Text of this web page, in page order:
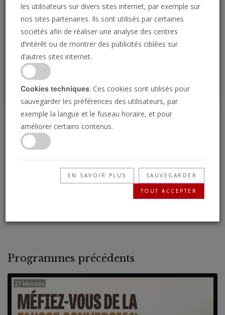
P
Comment bâtir votre foi
La foi est l’un des sujets spirituels les plus
importants mais aussi l’un des moins bien
compris. Apprenez comment la vraie foi vous
Programmes précédents
27 Minutes
les utilisateurs sur divers sites internet, par exemple sur
nos sites partenaires. Ils sont utilisés par certaines
sociétés afin de réaliser une analyse des centres
d’intérêt ou de montrer des publicités ciblées sur
d’autres sites internet.
Cookies techniques: Ces cookies sont utilisés pour
sauvegarder les préférences des utilisateurs, par
exemple la langue et le fuseau horaire, et pour
améliorer certains contenus.
EN SAVOIR PLUS SAUVEGARDER
TOUT ACCEPTER